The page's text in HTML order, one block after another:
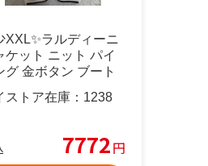
XXL✨ラルディーニ
ケット ニット パイ
グ 金ボタン ブート
ストア在庫： 1238
7772円